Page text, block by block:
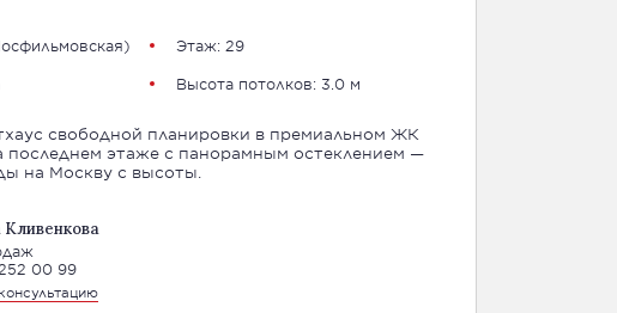
)
Этаж: 29
Высота потолков: 3.0 м
свободной планировки в премиальном ЖК
последнем этаже с панорамным остеклением —
на Москву с высоты.
00 99